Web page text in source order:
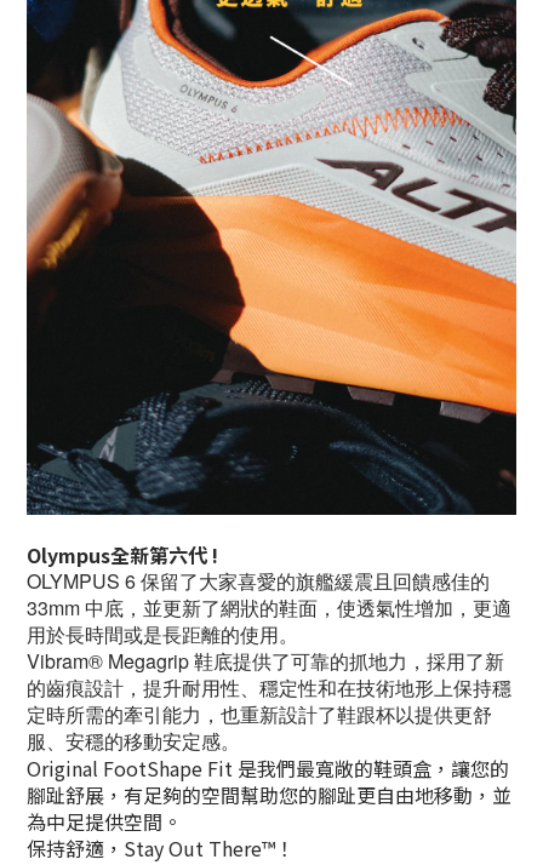
Olympus全新第六代 !
OLYMPUS 6 保留了大家喜愛的旗艦緩震且回饋感佳的
33mm 中底，並更新了網狀的鞋面，使透氣性增加，更適
用於長時間或是長距離的使用。
Vibram® Megagrip 鞋底提供了可靠的抓地力，採用了新
的齒痕設計，提升耐用性、穩定性和在技術地形上保持穩
定時所需的牽引能力，也重新設計了鞋跟杯以提供更舒
服、安穩的移動安定感。
Original FootShape Fit 是我們最寬敞的鞋頭盒，讓您的
腳趾舒展，有足夠的空間幫助您的腳趾更自由地移動，並
為中足提供空間。
保持舒適，Stay Out There™！